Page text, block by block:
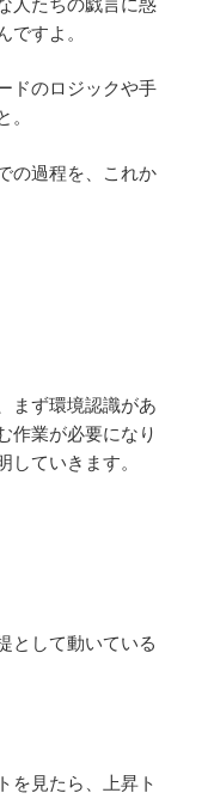
ですよ。
ドのロジックや手
。
の過程を、これか
まず環境認識があ
作業が必要になり
していきます。
として動いている
を見たら、上昇ト